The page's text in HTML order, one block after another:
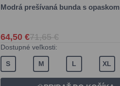
Modrá prešívaná bunda s opaskom
64,50 €71,65 €
Dostupné veľkosti:
S M L XL